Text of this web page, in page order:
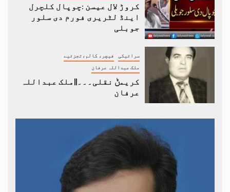
کروڑ لال عیسن :چوپال کلچرل
اینڈ لٹریری فورم دی سلور
جوبلی
سرائیکی فیچر، کالم،تجزئیے
ملک عبداللہ عرفان
کریمݨ نقلی۔۔۔||ملک عبداللہ
عرفان